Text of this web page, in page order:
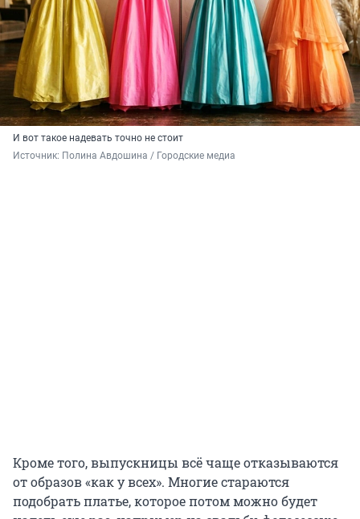
И вот такое надевать точно не стоит
Источник: Полина Авдошина / Городские медиа
Кроме того, выпускницы всё чаще отказываются
от образов «как у всех». Многие стараются
подобрать платье, которое потом можно будет